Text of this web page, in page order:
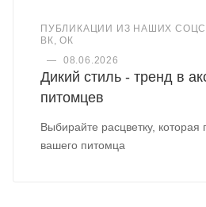
ПУБЛИКАЦИИ ИЗ НАШИХ
ВК, ОК
—
08.06.2026
Дикий стиль - тренд в
питомцев
Выбирайте расцветку, которая
вашего питомца